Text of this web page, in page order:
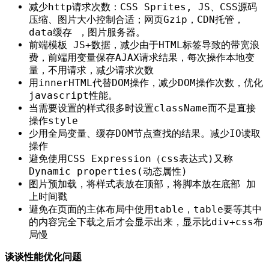
减少http请求次数：CSS Sprites, JS、CSS源码
压缩、图片大小控制合适；网页Gzip，CDN托管，
data缓存 ，图片服务器。
前端模板 JS+数据，减少由于HTML标签导致的带宽浪
费，前端用变量保存AJAX请求结果，每次操作本地变
量，不用请求，减少请求次数
用innerHTML代替DOM操作，减少DOM操作次数，优化
javascript性能。
当需要设置的样式很多时设置className而不是直接
操作style
少用全局变量、缓存DOM节点查找的结果。减少IO读取
操作
避免使用CSS Expression（css表达式)又称
Dynamic properties(动态属性)
图片预加载，将样式表放在顶部，将脚本放在底部 加
上时间戳
避免在页面的主体布局中使用table，table要等其中
的内容完全下载之后才会显示出来，显示比div+css布
局慢
谈谈性能优化问题